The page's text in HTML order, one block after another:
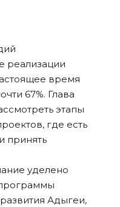
реализации
время
67%. Глава
этапы
где есть
принять
уделено
Адыгеи,